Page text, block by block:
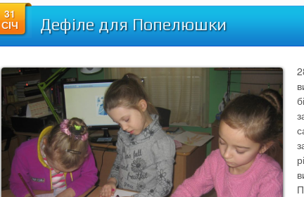
31
СІЧ
Дефіле для Попелюшки